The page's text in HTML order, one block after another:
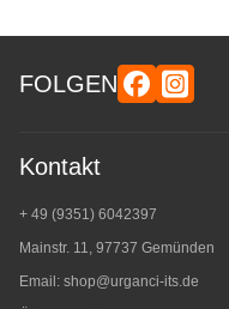
FOLGEN
Kontakt
+ 49 (9351) 6042397
Mainstr. 11, 97737 Gemünden
Email: shop@urganci-its.de